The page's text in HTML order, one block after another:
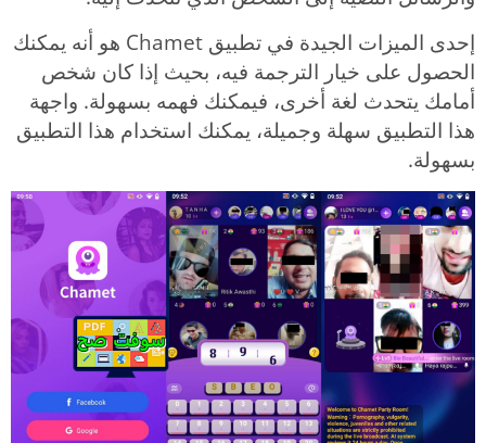
إحدى الميزات الجيدة في تطبيق Chamet هو أنه يمكنك
الحصول على خيار الترجمة فيه، بحيث إذا كان شخص
أمامك يتحدث لغة أخرى، فيمكنك فهمه بسهولة. واجهة
هذا التطبيق سهلة وجميلة، يمكنك استخدام هذا التطبيق
بسهولة.